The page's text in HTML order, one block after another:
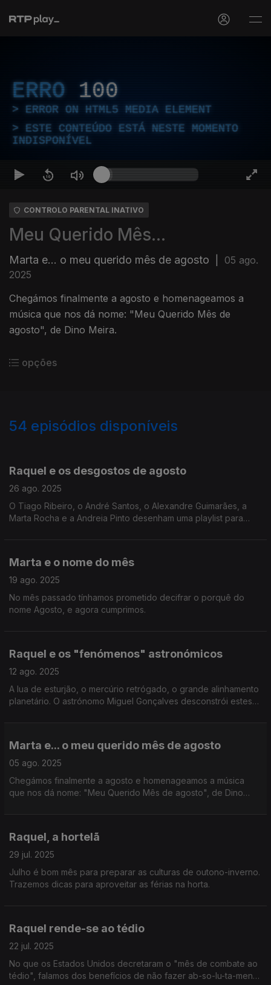
ERRO 100
ERROR ON HTML5 MEDIA ELEMENT
ESTE CONTEÚDO ESTÁ NESTE MOMENTO
INDISPONÍVEL
CONTROLO PARENTAL INATIVO
Meu Querido Mês...
Marta e... o meu querido mês de agosto
05 ago.
2025
Chegámos finalmente a agosto e homenageamos a
música que nos dá nome: "Meu Querido Mês de
agosto", de Dino Meira.
opções
54 episódios disponíveis
Raquel e os desgostos de agosto
26 ago. 2025
O Tiago Ribeiro, o André Santos, o Alexandre Guimarães, a
Marta Rocha e a Andreia Pinto desenham uma playlist para
Marta e o nome do mês
19 ago. 2025
No mês passado tínhamos prometido decifrar o porquê do
nome Agosto, e agora cumprimos.
Raquel e os "fenómenos" astronómicos
12 ago. 2025
A lua de esturjão, o mercúrio retrógado, o grande alinhamento
planetário. O astrónomo Miguel Gonçalves desconstrói estes
Marta e... o meu querido mês de agosto
05 ago. 2025
Chegámos finalmente a agosto e homenageamos a música
que nos dá nome: "Meu Querido Mês de agosto", de Dino
Raquel, a hortelã
29 jul. 2025
Julho é bom mês para preparar as culturas de outono-inverno.
Trazemos dicas para aproveitar as férias na horta.
Raquel rende-se ao tédio
22 jul. 2025
No que os Estados Unidos decretaram o "mês de combate ao
tédio", falamos dos benefícios de não fazer ab-so-lu-ta-men-